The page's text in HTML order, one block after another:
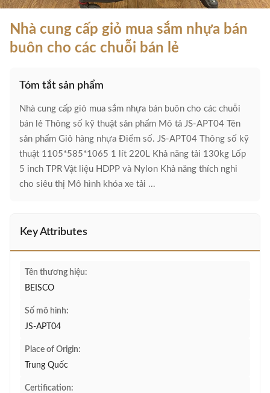
Nhà cung cấp giỏ mua sắm nhựa bán
buôn cho các chuỗi bán lẻ
Tóm tắt sản phẩm
Nhà cung cấp giỏ mua sắm nhựa bán buôn cho các chuỗi
bán lẻ Thông số kỹ thuật sản phẩm Mô tả JS-APT04 Tên
sản phẩm Giỏ hàng nhựa Điểm số. JS-APT04 Thông số kỹ
thuật 1105*585*1065 1 lít 220L Khả năng tải 130kg Lốp
5 inch TPR Vật liệu HDPP và Nylon Khả năng thích nghi
cho siêu thị Mô hình khóa xe tải ...
Key Attributes
Tên thương hiệu:
BEISCO
Số mô hình:
JS-APT04
Place of Origin:
Trung Quốc
Certification: